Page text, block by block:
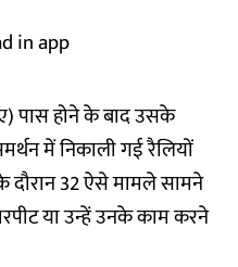
in app
पास होने के बाद उसके
में निकाली गई रैलियों
दौरान 32 ऐसे मामले सामने
या उन्हें उनके काम करने